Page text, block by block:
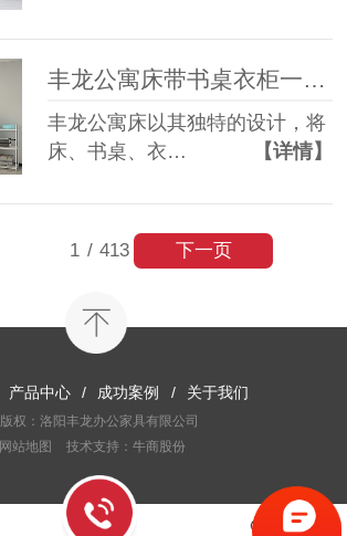
丰龙公寓床带书桌衣柜一体，为何备受青睐？
丰龙公寓床以其独特的设计，将
床、书桌、衣…
【详情】
1 / 413 下一页
产品中心 / 成功案例 / 关于我们
版权：洛阳丰龙办公家具有限公司
网站地图
技术支持：牛商股份